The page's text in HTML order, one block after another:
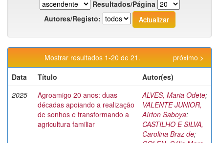
Resultados/Página
Autores/Registo:
Mostrar resultados 1-20 de 21.
próximo >
Data
Título
Autor(es)
2025
Agroamigo 20 anos: duas
décadas apoiando a realização
de sonhos e transformando a
agricultura familiar
ALVES, Maria Odete;
VALENTE JUNIOR,
Aírton Saboya;
CASTILHO E SILVA,
Carolina Braz de;